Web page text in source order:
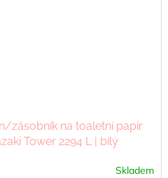
zásobník na toaletní papír
Tower 2294 L | bílý
Skladem